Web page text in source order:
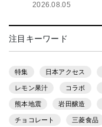
2026.08.05
注目キーワード
特集 日本アクセス
レモン果汁 コラボ
熊本地震 岩田醸造
チョコレート 三菱食品